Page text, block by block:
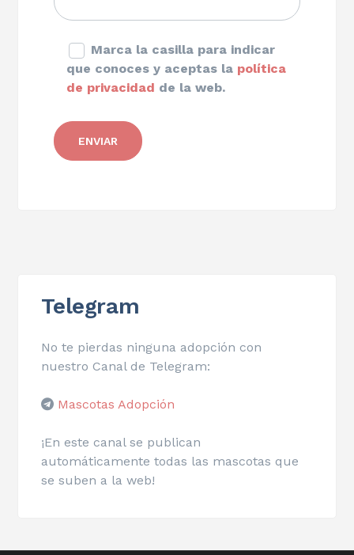
Marca la casilla para indicar
que conoces y aceptas la política
de privacidad de la web.
Telegram
No te pierdas ninguna adopción con
nuestro Canal de Telegram:
Mascotas Adopción
¡En este canal se publican
automáticamente todas las mascotas que
se suben a la web!